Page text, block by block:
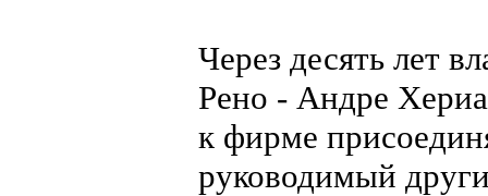
Через десять лет
Рено - Андре
к фирме
руководимый